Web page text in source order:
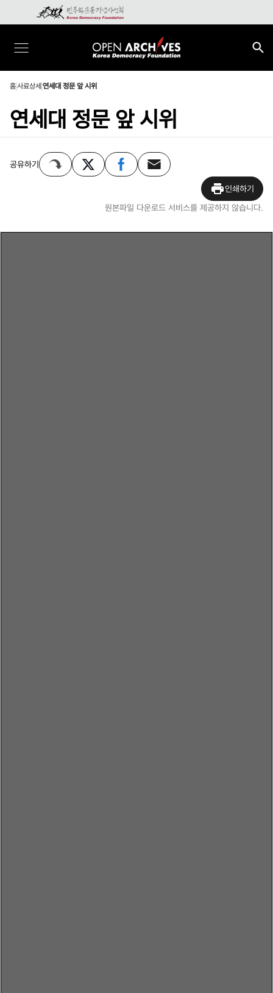
홈사료상세 연세대 정문 앞 시위
연세대 정문 앞 시위
공유하기
인쇄하기
원본파일 다운로드 서비스를 제공하지 않습니다.